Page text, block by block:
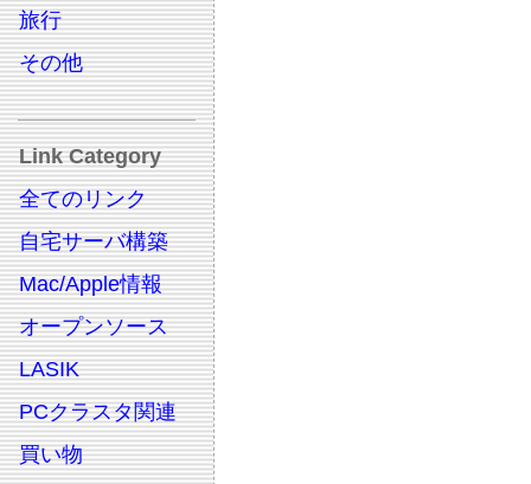
旅行
その他
Link Category
全てのリンク
自宅サーバ構築
Mac/Apple情報
オープンソース
LASIK
PCクラスタ関連
買い物